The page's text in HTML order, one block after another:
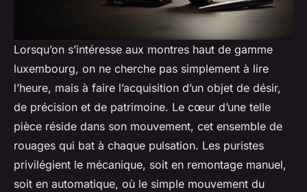
Lorsqu’on s’intéresse aux montres haut de gamme
luxembourg, on ne cherche pas simplement à lire
l’heure, mais à faire l’acquisition d’un objet de désir,
de précision et de patrimoine. Le cœur d’une telle
pièce réside dans son mouvement, cet ensemble de
rouages qui bat à chaque pulsation. Les puristes
privilégient le mécanique, soit en remontage manuel,
soit en automatique, où le simple mouvement du